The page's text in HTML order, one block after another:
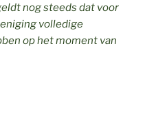
nog steeds dat voor
volledige
op het moment van